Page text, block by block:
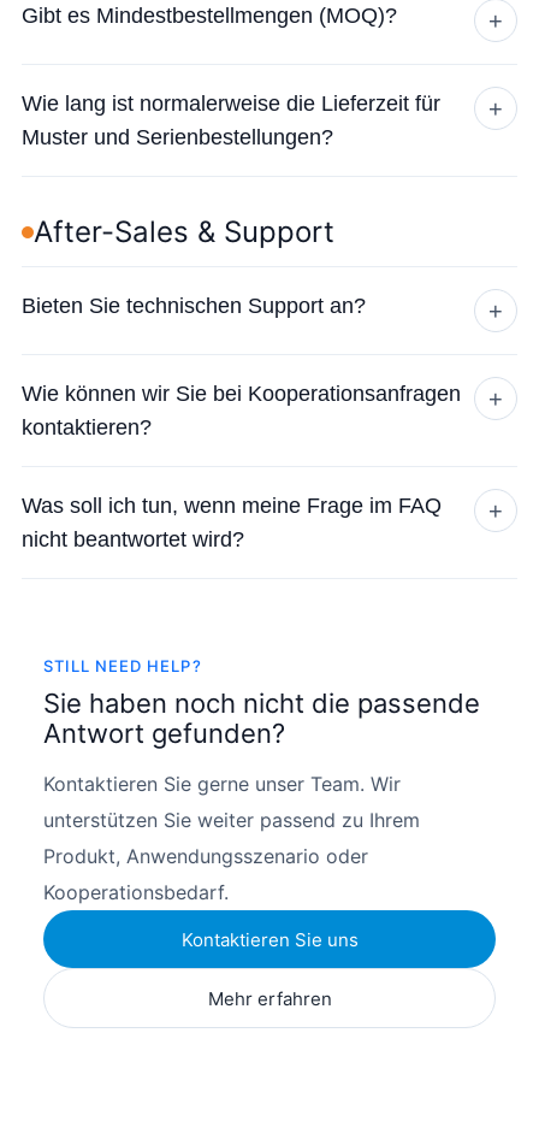
Gibt es Mindestbestellmengen (MOQ)? +
Wie lang ist normalerweise die Lieferzeit für
Muster und Serienbestellungen?
+
After-Sales & Support
Bieten Sie technischen Support an? +
Wie können wir Sie bei Kooperationsanfragen
kontaktieren?
+
Was soll ich tun, wenn meine Frage im FAQ
nicht beantwortet wird?
+
STILL NEED HELP?
Sie haben noch nicht die passende
Antwort gefunden?
Kontaktieren Sie gerne unser Team. Wir
unterstützen Sie weiter passend zu Ihrem
Produkt, Anwendungsszenario oder
Kooperationsbedarf.
Kontaktieren Sie uns
Mehr erfahren